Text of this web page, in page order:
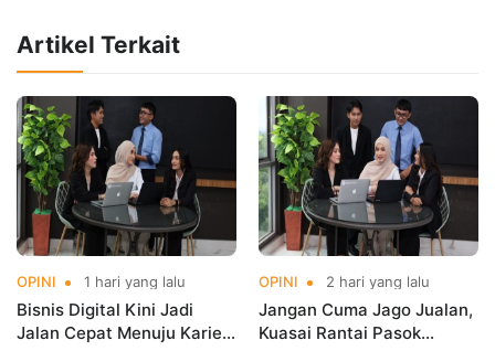
Artikel Terkait
OPINI 1 hari yang lalu
Bisnis Digital Kini Jadi
Jalan Cepat Menuju Karier
OPINI 2 hari yang lalu
Jangan Cuma Jago Jualan,
Kuasai Rantai Pasok